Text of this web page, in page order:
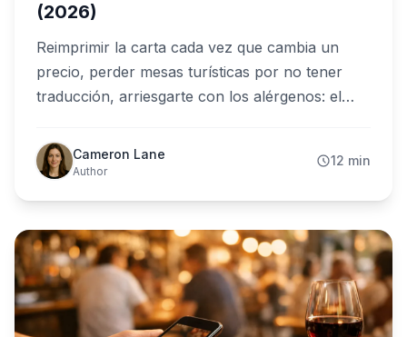
(2026)
Reimprimir la carta cada vez que cambia un
precio, perder mesas turísticas por no tener
traducción, arriesgarte con los alérgenos: el
completa del menú QR explica cómo funciona
la carta digital, cuánto cuesta de verdad, cómo
Cameron Lane
Author
12 min